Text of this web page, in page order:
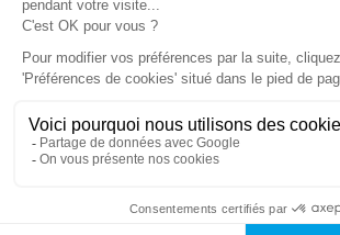
03.85.32.96.74
© 2026 -KPX PARTS- SITE CRÉÉ PAR
TROUVEZ LA